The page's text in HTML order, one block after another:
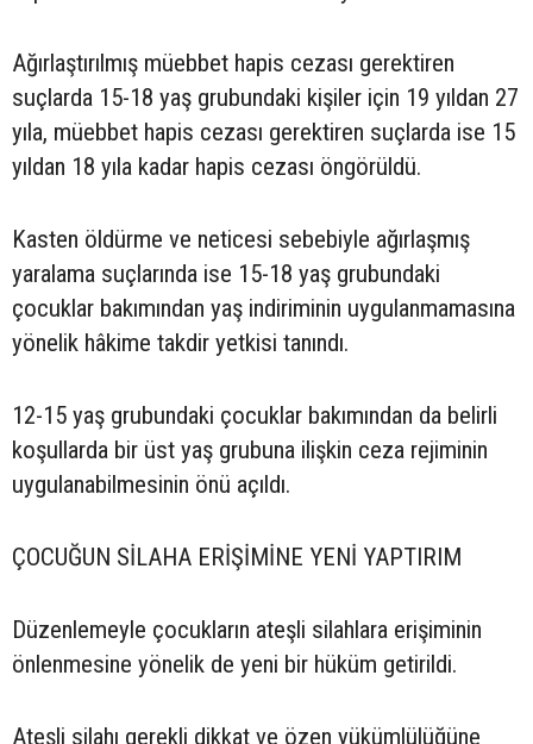
Ağırlaştırılmış müebbet hapis cezası gerektiren
suçlarda 15-18 yaş grubundaki kişiler için 19 yıldan 27
yıla, müebbet hapis cezası gerektiren suçlarda ise 15
yıldan 18 yıla kadar hapis cezası öngörüldü.
Kasten öldürme ve neticesi sebebiyle ağırlaşmış
yaralama suçlarında ise 15-18 yaş grubundaki
çocuklar bakımından yaş indiriminin uygulanmamasına
yönelik hâkime takdir yetkisi tanındı.
12-15 yaş grubundaki çocuklar bakımından da belirli
koşullarda bir üst yaş grubuna ilişkin ceza rejiminin
uygulanabilmesinin önü açıldı.
ÇOCUĞUN SİLAHA ERİŞİMİNE YENİ YAPTIRIM
Düzenlemeyle çocukların ateşli silahlara erişiminin
önlenmesine yönelik de yeni bir hüküm getirildi.
Ateşli silahı gerekli dikkat ve özen yükümlülüğüne